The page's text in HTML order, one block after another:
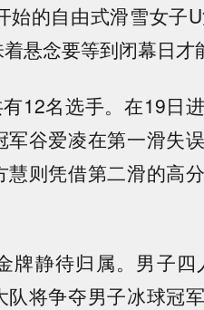
的自由式滑雪女子U
悬念要等到闭幕日才
名选手。在19日进
谷爱凌在第一滑失
慧则凭借第二滑的高
静待归属。男子四
队将争夺男子冰球冠